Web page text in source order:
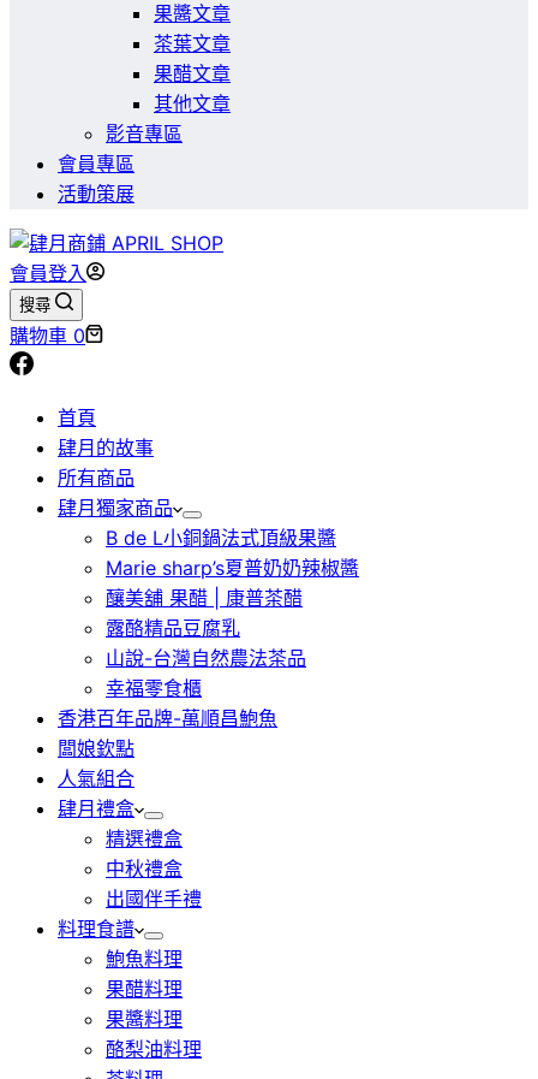
果醬文章
茶葉文章
果醋文章
其他文章
影音專區
會員專區
活動策展
會員登入
搜尋
購物車 0
首頁
肆月的故事
所有商品
肆月獨家商品
B de L小銅鍋法式頂級果醬
Marie sharp’s夏普奶奶辣椒醬
釀美舖 果醋 | 康普茶醋
露酪精品豆腐乳
山說-台灣自然農法茶品
幸福零食櫃
香港百年品牌-萬順昌鮑魚
闆娘欽點
人氣組合
肆月禮盒
精選禮盒
中秋禮盒
出國伴手禮
料理食譜
鮑魚料理
果醋料理
果醬料理
酪梨油料理